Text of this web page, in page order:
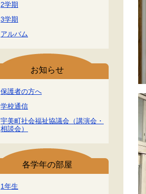
2学期
3学期
アルバム
お知らせ
保護者の方へ
学校通信
宇美町社会福祉協議会（講演会・
相談会）
各学年の部屋
1年生